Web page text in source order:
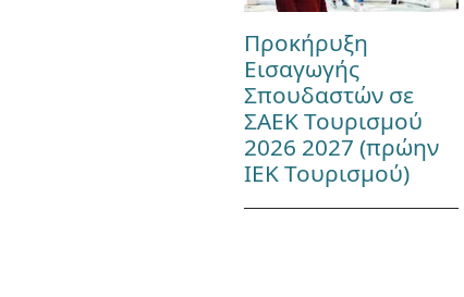
Προκήρυξη
Εισαγωγής
Σπουδαστών σε
ΣΑΕΚ Τουρισμού
2026 2027 (πρώην
ΙΕΚ Τουρισμού)